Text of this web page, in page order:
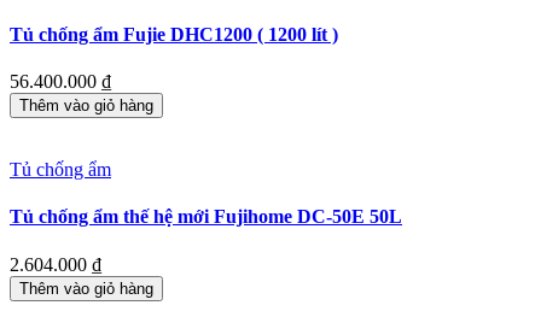
Tủ chống ẩm Fujie DHC1200 ( 1200 lít )
56.400.000 ₫
Thêm vào giỏ hàng
Tủ chống ẩm
Tủ chống ẩm thế hệ mới Fujihome DC-50E 50L
2.604.000 ₫
Thêm vào giỏ hàng